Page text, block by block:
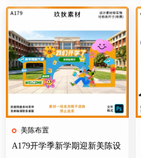
美陈布置
A179开学季新学期迎新美陈设